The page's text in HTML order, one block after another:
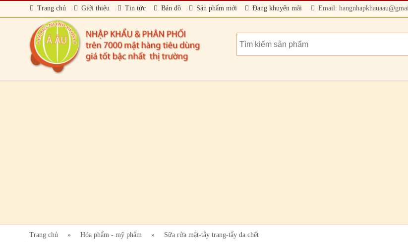
Trang chủ Giới thiệu Tin tức Bản đồ Sản phẩm mới Đang khuyến mãi Email:
Trang chủ » Hóa phẩm - mỹ phẩm » Sữa rửa mặt-tẩy trang-tẩy da chết